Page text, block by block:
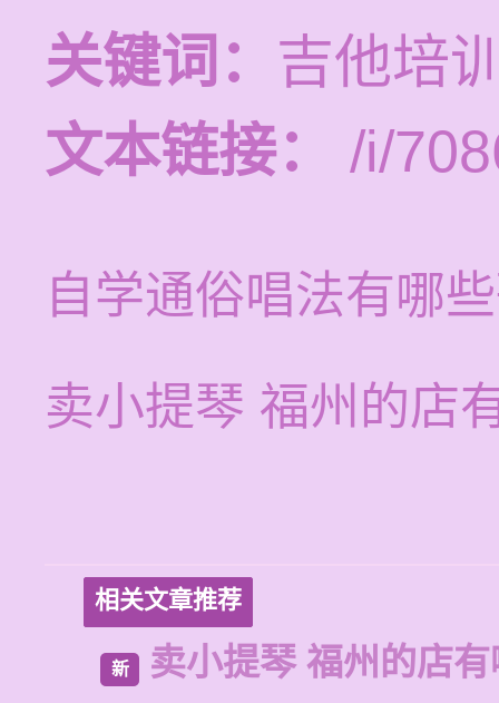
关键词： 吉他培
文本链接：
/i/
自学通俗唱法有哪
卖小提琴 福州的店
相关文章推荐
新 卖小提琴 福州的店